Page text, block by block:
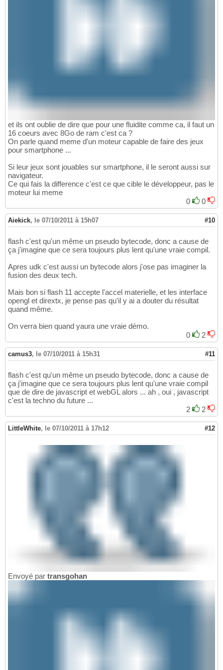
et ils ont oublie de dire que pour une fluidite comme ca, il faut un
16 coeurs avec 8Go de ram c'est ca ?
On parle quand meme d'un moteur capable de faire des jeux
pour smartphone ...
Si leur jeux sont jouables sur smartphone, il le seront aussi sur
navigateur.
Ce qui fais la difference c'est ce que cible le développeur, pas le
moteur lui meme
0
0
Aiekick, le 07/10/2011 à 15h07 #10
flash c'est qu'un même un pseudo bytecode, donc a cause de
ça j'imagine que ce sera toujours plus lent qu'une vraie compil.
Apres udk c'est aussi un bytecode alors j'ose pas imaginer la
fusion des deux tech.
Mais bon si flash 11 accepte l'accel materielle, et les interface
opengl et dirextx, je pense pas qu'il y ai a douter du résultat
quand même.
On verra bien quand yaura une vraie démo.
0
2
camus3, le 07/10/2011 à 15h31 #11
flash c'est qu'un même un pseudo bytecode, donc a cause de
ça j'imagine que ce sera toujours plus lent qu'une vraie compil
que de dire de javascript et webGL alors ... ah , oui , javascript
c'est la techno du future ...
2
2
LittleWhite, le 07/10/2011 à 17h12 #12
Envoyé par transgohan